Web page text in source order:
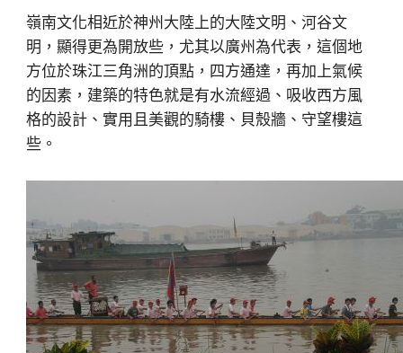
嶺南文化相近於神州大陸上的大陸文明、河谷文
明，顯得更為開放些，尤其以廣州為代表，這個地
方位於珠江三角洲的頂點，四方通達，再加上氣候
的因素，建築的特色就是有水流經過、吸收西方風
格的設計、實用且美觀的騎樓、貝殼牆、守望樓這
些。